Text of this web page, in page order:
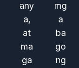
any
a,
at
ma
ga
mg
a
ba
go
ng